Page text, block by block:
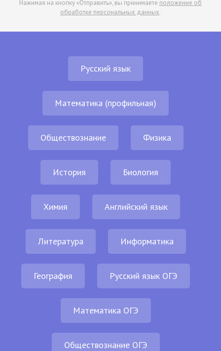
Нажимая на кнопку «Отправить», вы принимаете положение об
обработке персональных данных.
Русский язык
Математика (профильная)
Обществознание Физика
История Биология
Химия Английский язык
Литература Информатика
География Русский язык ОГЭ
Математика ОГЭ
Обществознание ОГЭ